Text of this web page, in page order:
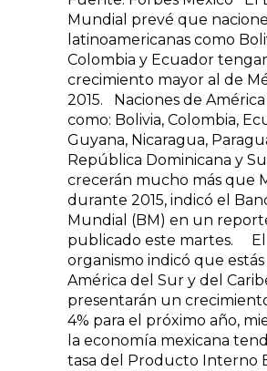
Mundial prevé que
latinoamericanas como
Colombia y Ecuador
crecimiento mayor al de
2015. Naciones de
como: Bolivia, Colombia,
Guyana, Nicaragua,
República Dominicana y
crecerán mucho más que
durante 2015, indicó el
Mundial (BM) en un
publicado este martes. El
organismo indicó que
América del Sur y del
presentarán un
4% para el próximo año,
la economía mexicana
tasa del Producto Interno